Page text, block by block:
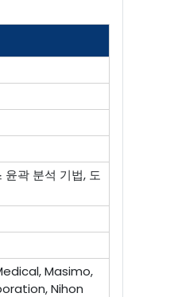
곽 분석 기법, 도
Masimo,
Nihon